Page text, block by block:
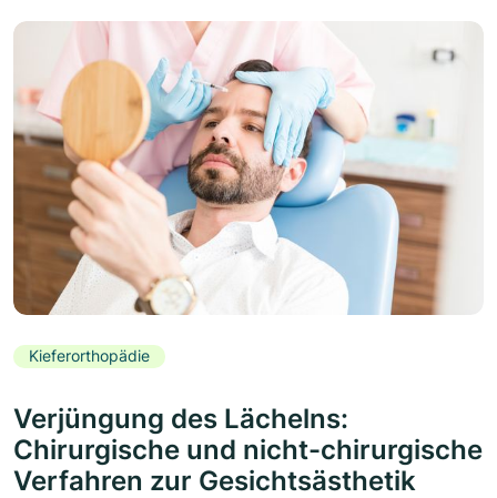
Kieferorthopädie
Verjüngung des Lächelns:
Chirurgische und nicht-chirurgische
Verfahren zur Gesichtsästhetik